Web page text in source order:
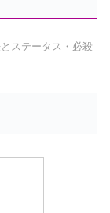
ステータス・必殺